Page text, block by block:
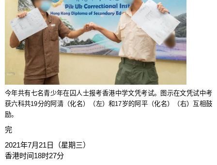
今年共有七名青少年在囚人士报考香港中学文凭考试。图示在文凭试中考
获六科共19分的阿清（化名）（左）和17岁的阿平（化名）（右）互相鼓
励。
完
2021年7月21日（星期三）
香港时间18时27分